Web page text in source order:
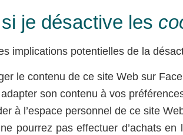
je désactive les
implications potentielles de la
le contenu de ce site Web sur
son contenu à vos
à l’espace personnel de ce site
pourrez pas effectuer d’achats